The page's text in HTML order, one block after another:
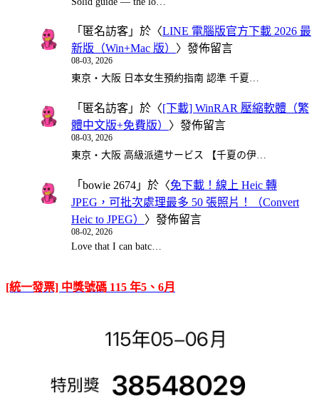
「 匿名訪客 」於〈LINE 電腦版官方下載 2026 最
新版（Win+Mac 版） 〉發佈留言
08-03, 2026
東京・大阪 日本女生預約指南 認準 千夏…
「 匿名訪客 」於〈[下載] WinRAR 壓縮軟體（繁
體中文版+免費版） 〉發佈留言
08-03, 2026
東京・大阪 高級派遣サービス 【千夏の伊…
「 bowie 2674 」於〈免下載！線上 Heic 轉
JPEG，可批次處理最多 50 張照片！（Convert
Heic to JPEG） 〉發佈留言
08-02, 2026
Love that I can batc…
[統一發票] 中獎號碼 115 年5、6月